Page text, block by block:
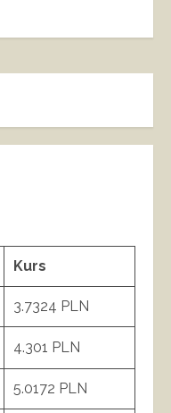
Kurs
3.7324 PLN
4.301 PLN
5.0172 PLN